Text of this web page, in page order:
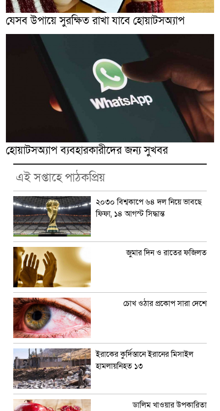
যেসব উপায়ে সুরক্ষিত রাখা যাবে হোয়াটসঅ্যাপ
হোয়াটসঅ্যাপ ব্যবহারকারীদের জন্য সুখবর
এই সপ্তাহে পাঠকপ্রিয়
২০৩০ বিশ্বকাপে ৬৪ দল নিয়ে ভাবছে
ফিফা, ১৪ আগস্ট সিদ্ধান্ত
জুমার দিন ও রাতের ফজিলত
চোখ ওঠার প্রকোপ সারা দেশে
ইরাকের কুর্দিস্তানে ইরানের মিসাইল
হামলায়নিহত ১৩
ডালিম খাওয়ার উপকারিতা